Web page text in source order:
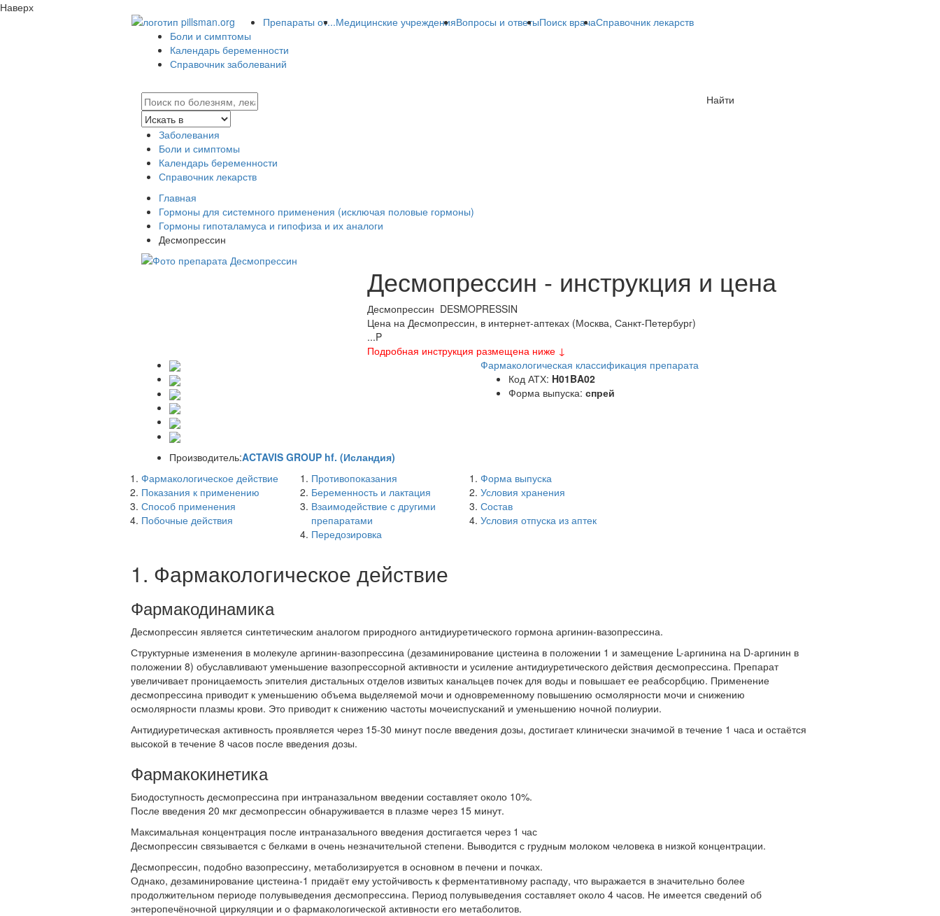
Наверх
Препараты от...Медицинские учрежденияВопросы и ответыПоиск врачаСправочник лекарств
Боли и симптомы
Календарь беременности
Справочник заболеваний
Найти
Заболевания
Боли и симптомы
Календарь беременности
Справочник лекарств
Главная
Гормоны для системного применения (исключая половые гормоны)
Гормоны гипоталамуса и гипофиза и их аналоги
Десмопрессин
Десмопрессин - инструкция и цена
Десмопрессин DESMOPRESSIN
Цена на Десмопрессин, в интернет-аптеках (Москва, Санкт-Петербург)
...P
Подробная инструкция размещена ниже ↓
Производитель:ACTAVIS GROUP hf. (Исландия)
Фармакологическая классификация препарата
Код АТХ: H01BA02
Форма выпуска: спрей
Фармакологическое действие
Показания к применению
Способ применения
Побочные действия
Противопоказания
Беременность и лактация
Взаимодействие с другими
препаратами
Передозировка
Форма выпуска
Условия хранения
Состав
Условия отпуска из аптек
1. Фармакологическое действие
Фармакодинамика
Десмопрессин является синтетическим аналогом природного антидиуретического гормона аргинин-вазопрессина.
Структурные изменения в молекуле аргинин-вазопрессина (дезаминирование цистеина в положении 1 и замещение L-аргинина на D-аргинин в
положении 8) обуславливают уменьшение вазопрессорной активности и усиление антидиуретического действия десмопрессина. Препарат
увеличивает проницаемость эпителия дистальных отделов извитых канальцев почек для воды и повышает ее реабсорбцию. Применение
десмопрессина приводит к уменьшению объема выделяемой мочи и одновременному повышению осмолярности мочи и снижению
осмолярности плазмы крови. Это приводит к снижению частоты мочеиспусканий и уменьшению ночной полиурии.
Антидиуретическая активность проявляется через 15-30 минут после введения дозы, достигает клинически значимой в течение 1 часа и остаётся
высокой в течение 8 часов после введения дозы.
Фармакокинетика
Биодоступность десмопрессина при интраназальном введении составляет около 10%.
После введения 20 мкг десмопрессин обнаруживается в плазме через 15 минут.
Максимальная концентрация после интраназального введения достигается через 1 час
Десмопрессин связывается с белками в очень незначительной степени. Выводится с грудным молоком человека в низкой концентрации.
Десмопрессин, подобно вазопрессину, метаболизируется в основном в печени и почках.
Однако, дезаминирование цистеина-1 придаёт ему устойчивость к ферментативному распаду, что выражается в значительно более
продолжительном периоде полувыведения десмопрессина. Период полувыведения составляет около 4 часов. Не имеется сведений об
энтеропечёночной циркуляции и о фармакологической активности его метаболитов.